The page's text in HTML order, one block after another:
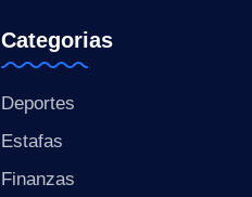
Categorias
Deportes
Estafas
Finanzas